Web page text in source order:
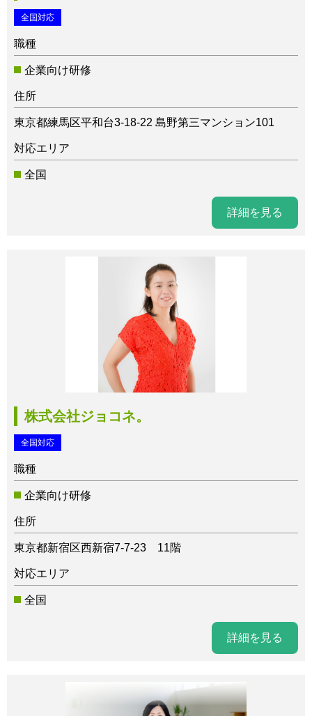
全国対応
職種
企業向け研修
住所
東京都練馬区平和台3-18-22 島野第三マンション101
対応エリア
全国
詳細を見る
株式会社ジョコネ。
全国対応
職種
企業向け研修
住所
東京都新宿区西新宿7-7-23 11階
対応エリア
全国
詳細を見る